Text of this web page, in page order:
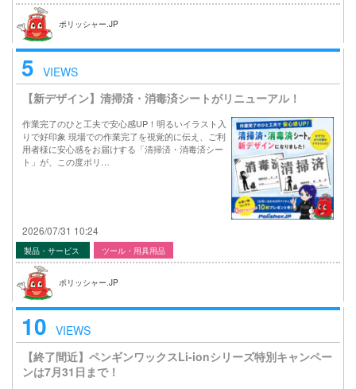
ポリッシャー.JP
5 VIEWS
【新デザイン】清掃済・消毒済シートがリニューアル！
作業完了のひと工夫で安心感UP！明るいイラスト入
りで好印象 現場での作業完了を視覚的に伝え、ご利
用者様に安心感をお届けする「清掃済・消毒済シー
ト」が、この度ポリ…
2026/07/31 10:24
製品・サービス ツール・用具用品
ポリッシャー.JP
10 VIEWS
【終了間近】ペンギンワックスLi-ionシリーズ特別キャンペー
ンは7月31日まで！